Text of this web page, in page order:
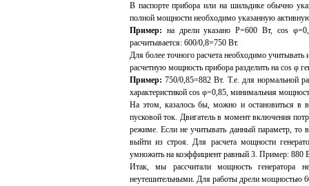
В паспорте прибора или на шильдике обычно
полной мощности необходимо указанную
Пример: на дрели указано Р=600 Вт, cos
расчитывается: 600/0,8=750 Вт.
Для более точного расчета необходимо
расчетную мощность прибора разделить на cos φ
Пример: 750/0,85=882 Вт. Т.е. для нормальной
характеристикой cos φ=0,85, минимальная
На этом, казалось бы, можно и остановиться в
пусковой ток. Двигатель в момент включения
режиме. Если не учитывать данный параметр, то
выйти из строя. Для расчета мощности
умножить на коэффициент равный 3. Пример: 880
Итак, мы рассчитали мощность генератора
неутешительными. Для работы дрели мощностью